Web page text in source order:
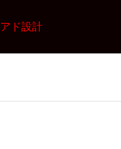
アド設計